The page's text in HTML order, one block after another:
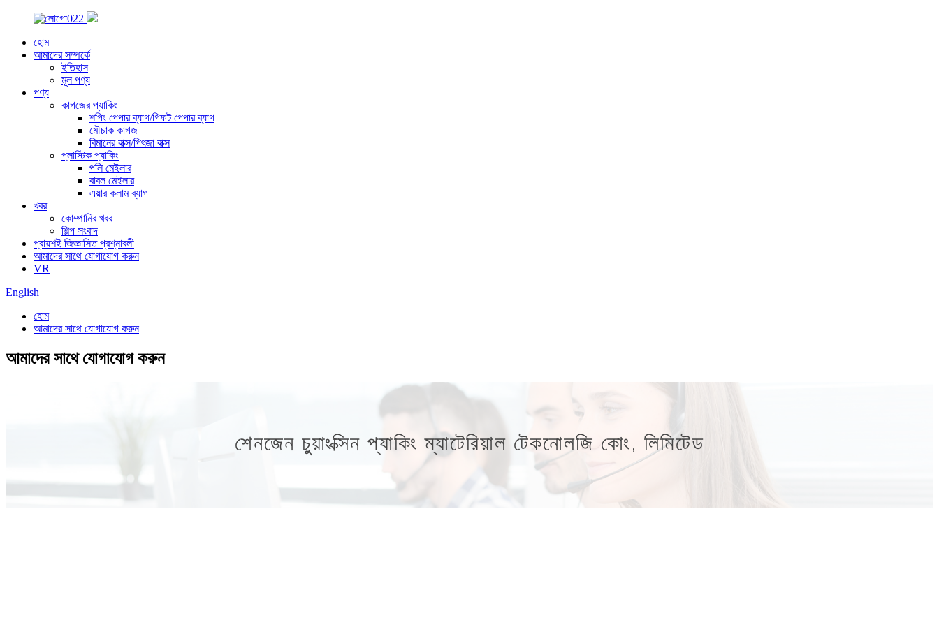
হোম
আমাদের সম্পর্কে
ইতিহাস
মূল পণ্য
পণ্য
কাগজের প্যাকিং
শপিং পেপার ব্যাগ/গিফট পেপার ব্যাগ
মৌচাক কাগজ
বিমানের বাক্স/পিৎজা বাক্স
প্লাস্টিক প্যাকিং
পলি মেইলার
বাবল মেইলার
এয়ার কলাম ব্যাগ
খবর
কোম্পানির খবর
শিল্প সংবাদ
প্রায়শই জিজ্ঞাসিত প্রশ্নাবলী
আমাদের সাথে যোগাযোগ করুন
VR
English
হোম
আমাদের সাথে যোগাযোগ করুন
আমাদের সাথে যোগাযোগ করুন
শেনজেন চুয়াংক্সিন প্যাকিং ম্যাটেরিয়াল টেকনোলজি কোং, লিমিটেড